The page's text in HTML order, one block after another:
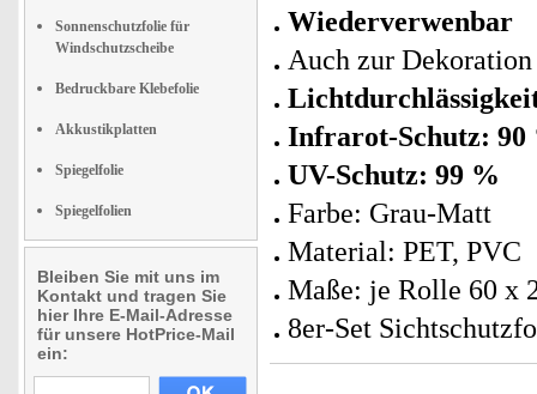
Sonnenschutzfolie für
Windschutzscheibe
Bedruckbare Klebefolie
Akkustikplatten
Spiegelfolie
Spiegelfolien
Bleiben Sie mit uns im
Kontakt und tragen Sie
hier Ihre E-Mail-Adresse
für unsere HotPrice-Mail
ein:
Wiederverwenbar
Auch zur
Infrarot-Schutz: 90
UV-Schutz: 99 %
Farbe: Grau-Matt
Material: PET, PVC
Maße: je Rolle 60 x
8er-Set